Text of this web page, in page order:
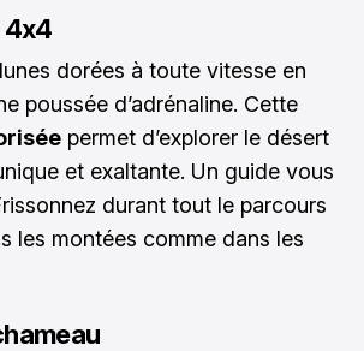
4x4
dorées à toute vitesse en
poussée d’adrénaline. Cette
permet d’explorer le désert
et exaltante. Un guide vous
durant tout le parcours
les montées comme dans les